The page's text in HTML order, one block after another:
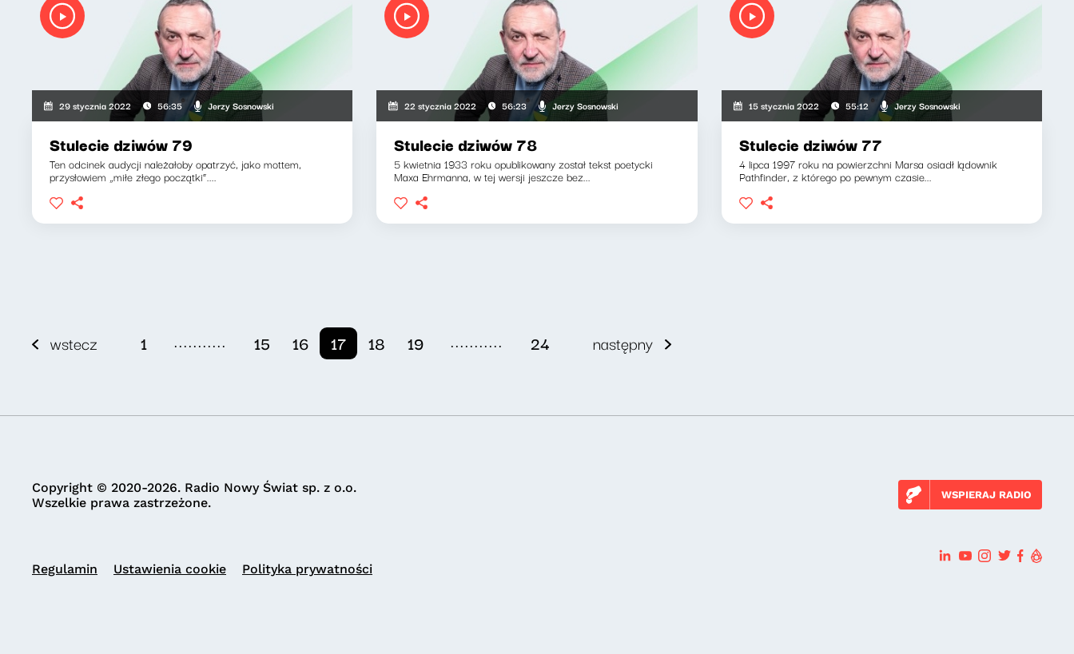
29 stycznia 2022 56:35 Jerzy Sosnowski
Stulecie dziwów 79
Ten odcinek audycji należałoby opatrzyć, jako mottem,
przysłowiem „miłe złego początki”....
22 stycznia 2022 56:23 Jerzy Sosnowski
Stulecie dziwów 78
5 kwietnia 1933 roku opublikowany został tekst poetycki
Maxa Ehrmanna, w tej wersji jeszcze bez...
15 stycznia 2022 55:12 Jerzy Sosnowski
Stulecie dziwów 77
4 lipca 1997 roku na powierzchni Marsa osiadł lądownik
Pathfinder, z którego po pewnym czasie...
wstecz 1 ........... 15 16 17 18 19 ........... 24 następny
Copyright © 2020-2026. Radio Nowy Świat sp. z o.o.
Wszelkie prawa zastrzeżone.
WSPIERAJ RADIO
Regulamin Ustawienia cookie Polityka prywatności